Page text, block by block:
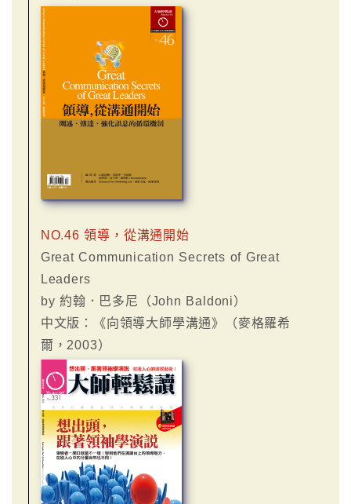
NO.46 領導，從溝通開始
Great Communication Secrets of Great
Leaders
by 約翰．巴多尼（John Baldoni）
中文版：《向領導大師學溝通》（麥格羅希
爾，2003）